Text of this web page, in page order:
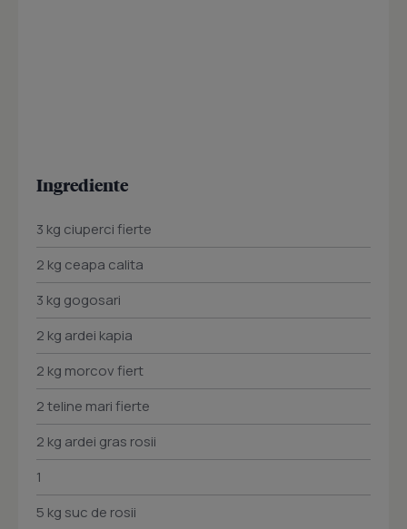
Ingrediente
3 kg ciuperci fierte
2 kg ceapa calita
3 kg gogosari
2 kg ardei kapia
2 kg morcov fiert
2 teline mari fierte
2 kg ardei gras rosii
1
5 kg suc de rosii